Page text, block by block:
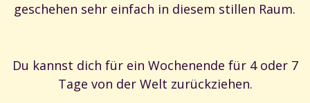
geschehen sehr einfach in diesem stillen Raum.
Du kannst dich für ein Wochenende für 4 oder 7
Tage von der Welt zurückziehen.